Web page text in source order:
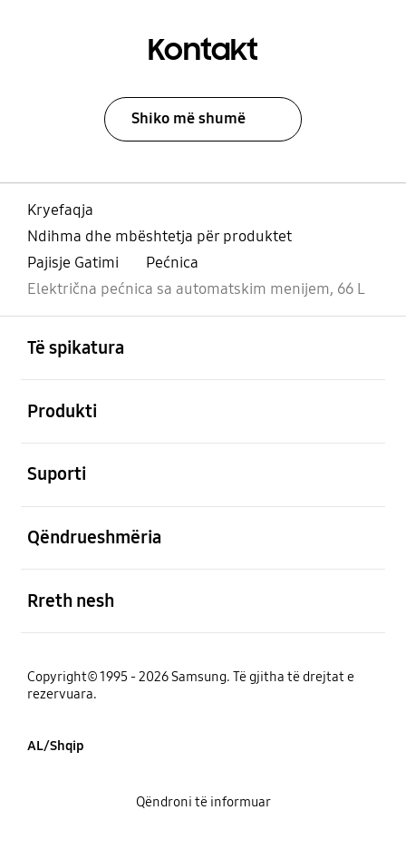
Kontakt
Shiko më shumë
Kryefaqja
Ndihma dhe mbështetja për produktet
Pajisje Gatimi
Pećnica
Električna pećnica sa automatskim menijem, 66 L
Të spikatura
Produkti
Suporti
Qëndrueshmëria
Rreth nesh
Copyright© 1995 - 2026 Samsung. Të gjitha të drejtat e
rezervuara.
AL/Shqip
Qëndroni të informuar